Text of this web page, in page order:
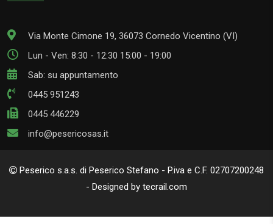
Via Monte Cimone 19, 36073 Cornedo Vicentino (VI)
Lun - Ven: 8:30 - 12:30 15:00 - 19:00
Sab: su appuntamento
0445 951243
0445 446229
info@pesericosas.it
Peserico s.a.s. di Peserico Stefano - P.iva e C.F. 02707200248
- Designed by tecrail.com